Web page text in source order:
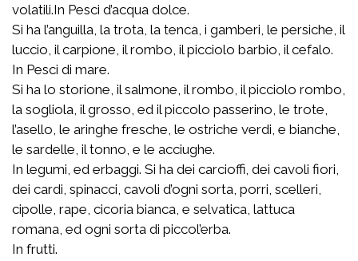
volatili.In Pesci d’acqua dolce.
Si ha l’anguilla, la trota, la tenca, i gamberi, le persiche, il
luccio, il carpione, il rombo, il picciolo barbio, il cefalo.
In Pesci di mare.
Si ha lo storione, il salmone, il rombo, il picciolo rombo,
la sogliola, il grosso, ed il piccolo passerino, le trote,
l’asello, le aringhe fresche, le ostriche verdi, e bianche,
le sardelle, il tonno, e le acciughe.
In legumi, ed erbaggi. Si ha dei carcioffi, dei cavoli fiori,
dei cardi, spinacci, cavoli d’ogni sorta, porri, scelleri,
cipolle, rape, cicoria bianca, e selvatica, lattuca
romana, ed ogni sorta di piccol’erba.
In frutti.